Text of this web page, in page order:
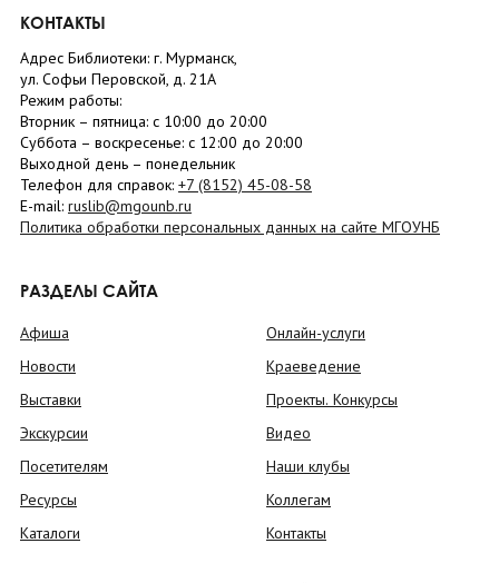
КОНТАКТЫ
Адрес Библиотеки: г. Мурманск,
ул. Софьи Перовской, д. 21А
Режим работы:
Вторник – пятница: с 10:00 до 20:00
Суббота – воскресенье: c 12:00 до 20:00
Выходной день – понедельник
Телефон для справок: +7 (8152) 45-08-58
E-mail: ruslib@mgounb.ru
Политика обработки персональных данных на сайте МГОУНБ
РАЗДЕЛЫ САЙТА
Афиша
Новости
Выставки
Экскурсии
Посетителям
Ресурсы
Каталоги
Онлайн-услуги
Краеведение
Проекты. Конкурсы
Видео
Наши клубы
Коллегам
Контакты